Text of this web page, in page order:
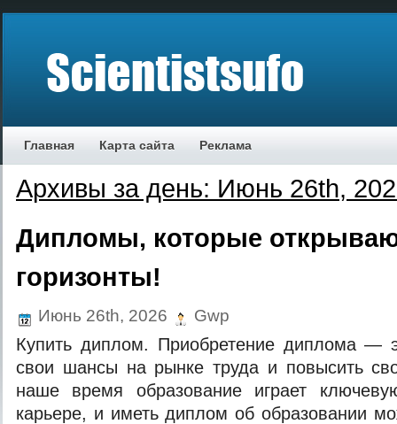
Главная Карта сайта Реклама
Архивы за день: Июнь 26th,
Дипломы, которые
горизонты!
Июнь 26th, 2026 Gwp
Купить диплом. Приобретение диплома —
свои шансы на рынке труда и повысить
наше время образование играет
карьере, и иметь диплом об образовании